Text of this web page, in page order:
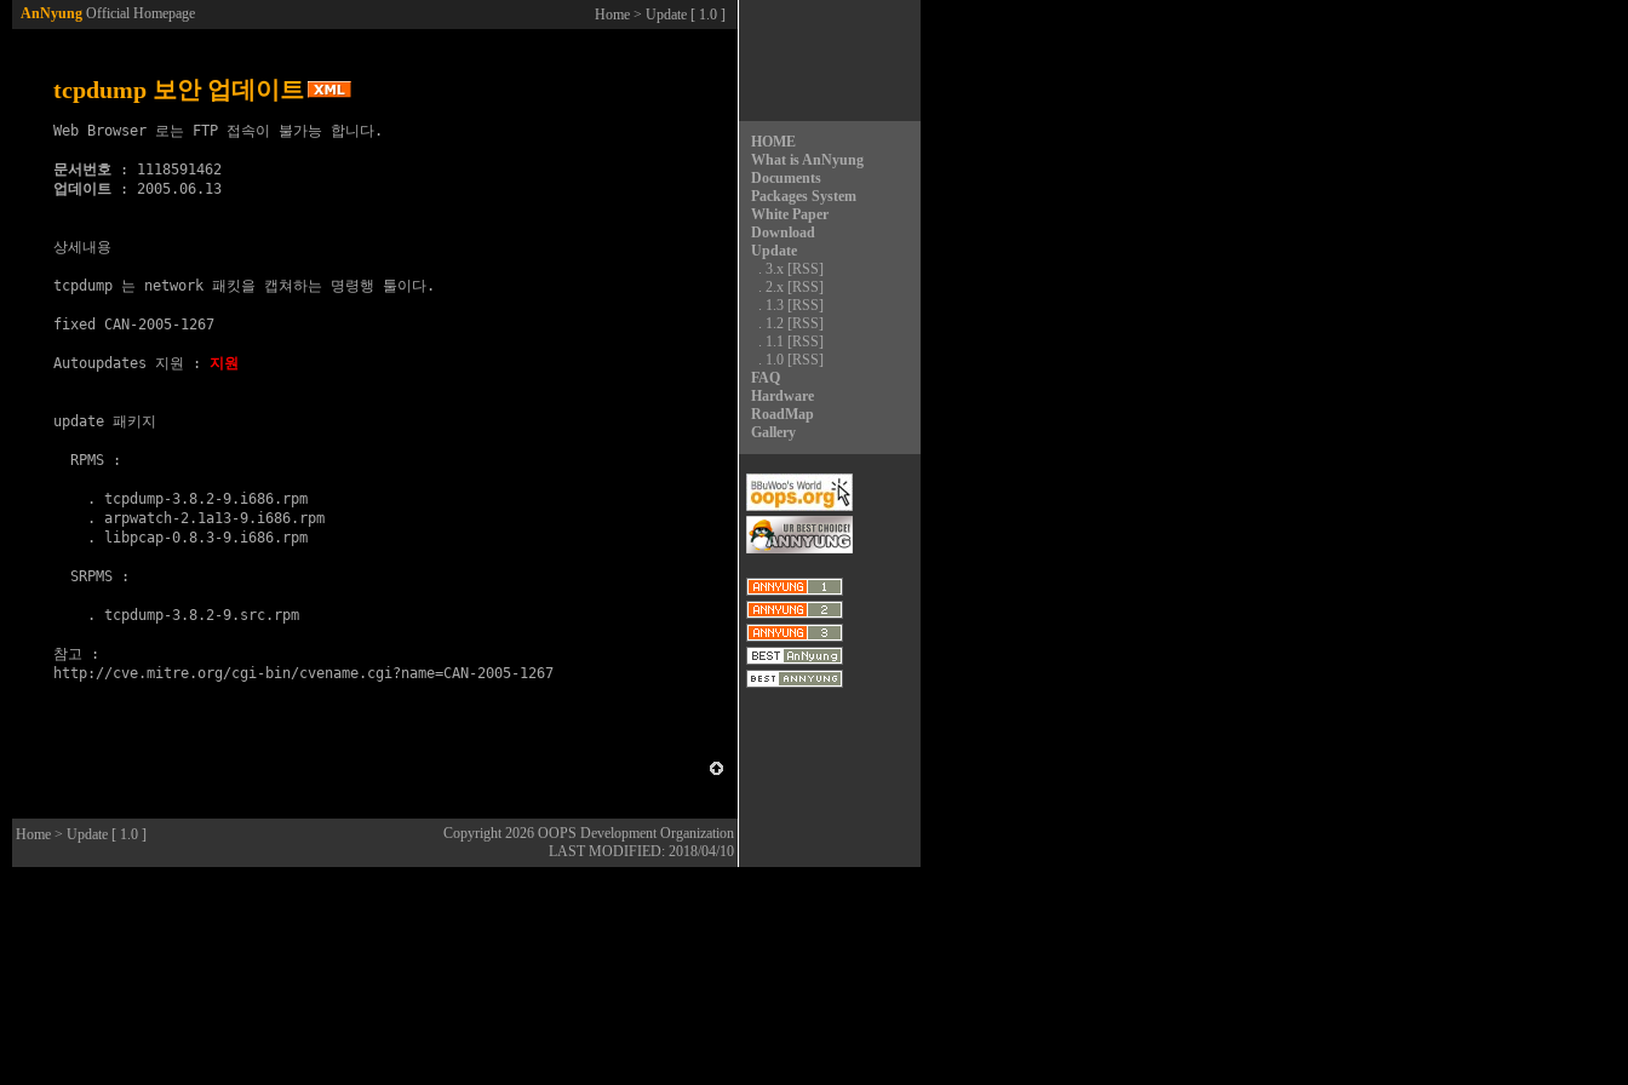
AnNyung Official Homepage Home > Update [ 1.0 ]
HOME
What is AnNyung
Documents
Packages System
White Paper
Download
Update
. 3.x [RSS]
. 2.x [RSS]
. 1.3 [RSS]
. 1.2 [RSS]
. 1.1 [RSS]
. 1.0 [RSS]
FAQ
Hardware
RoadMap
Gallery
tcpdump 보안 업데이트
Web Browser 로는 FTP 접속이 불가능 합니다.
문서번호
업데이트 : 2005.06.13
상세내용
tcpdump 는 network 패킷을 캡쳐하는 명령행 툴이다.
fixed CAN-2005-1267
Autoupdates 지원 : 지원
update 패키지
  RPMS :
    .
tcpdump-3.8.2-9.i686.rpm
    .
arpwatch-2.1a13-9.i686.rpm
    .
libpcap-0.8.3-9.i686.rpm
  SRPMS :
    .
tcpdump-3.8.2-9.src.rpm
참고
http://cve.mitre.org/cgi-bin/cvename.cgi?name=CAN-2005-1267
Home > Update [ 1.0 ] Copyright 2026 OOPS Development Organization
LAST MODIFIED: 2018/04/10